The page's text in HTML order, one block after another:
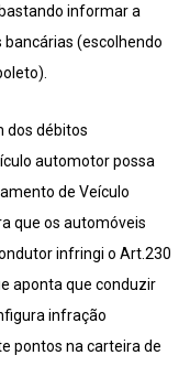
informar a
(escolhendo
dos débitos
automotor possa
de Veículo
que os automóveis
infringi o Art.230
aponta que conduzir
infração
pontos na carteira de